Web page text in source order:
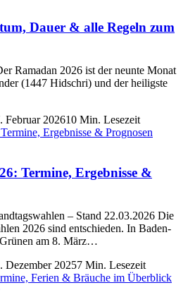
Dauer & alle Regeln zum
Ramadan 2026 ist der neunte Monat
(1447 Hidschri) und der heiligste
Februar 202610 Min. Lesezeit
Termine, Ergebnisse &
– Stand 22.03.2026 Die
2026 sind entschieden. In Baden-
am 8. März…
Dezember 20257 Min. Lesezeit